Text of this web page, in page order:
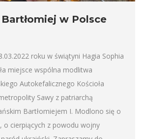
w Polsce
roku w świątyni Hagia Sophia
miejsce wspólna modlitwa
Autokefalicznego Kościoła
Sawy z patriarchą
Bartłomiejem I. Modlono się o
o cierpiących z powodu wojny